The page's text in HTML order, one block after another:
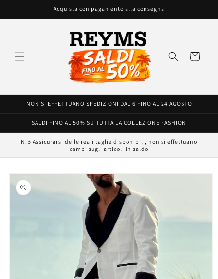
ai contenuti
Acquista con pagamento alla consegna
Carrello
NON SI EFFETTUANO SPEDIZIONI DAL 6 FINO AL 24 AGOSTO
SALDI FINO AL 50% SU TUTTA LA COLLEZIONE FASHION
N.B Assicurarsi delle reali taglie disponibili, non si effettuano
cambi sugli articoli in saldo
Passa alle
informazioni
sul prodotto